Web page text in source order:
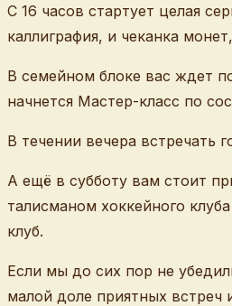
С 16 часов стартует целая
каллиграфия, и чеканка
В семейном блоке вас ждет
начнется Мастер-класс по
В течении вечера встречать
А ещё в субботу вам стоит
талисманом хоккейного
клуб.
Если мы до сих пор не
малой доле приятных встреч